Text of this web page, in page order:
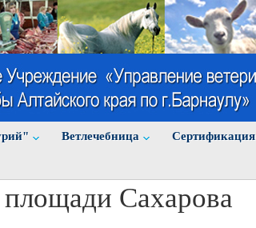
Ветлечебница Cертификация
Сахарова